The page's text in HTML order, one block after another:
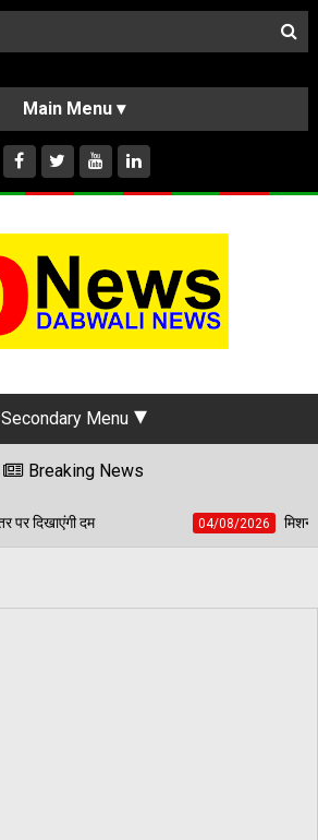
HOME
ABOUT US
INSTAGRAM
Secondary Menu
Breaking News
04/08/2026 मिशन नूंह: डबवाली में 9 अगस्त को